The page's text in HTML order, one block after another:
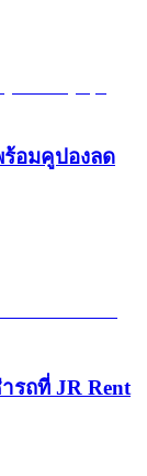
อมคูปองลด
รถที่ JR Rent